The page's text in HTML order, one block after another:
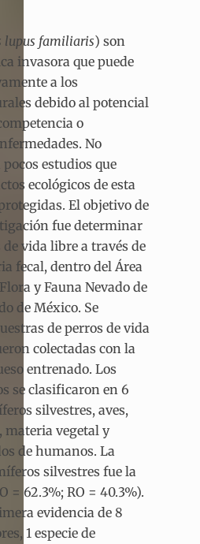
lupus familiaris) son
invasora que puede
a los
debido al potencial
o
No
estudios que
ecológicos de esta
El objetivo de
fue determinar
de vida libre a través de
fecal, dentro del Área
y Fauna Nevado de
de México. Se
de perros de vida
colectadas con la
entrenado. Los
se clasificaron en 6
silvestres, aves,
materia vegetal y
de humanos. La
silvestres fue la
= 62.3%; RO = 40.3%).
evidencia de 8
1 especie de